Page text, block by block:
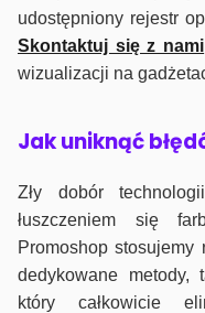
udostępniony rejestr
Skontaktuj się z nami
wizualizacji na
Jak uniknąć
Zły dobór
łuszczeniem się
Promoshop stosujemy
dedykowane metody,
który całkowicie